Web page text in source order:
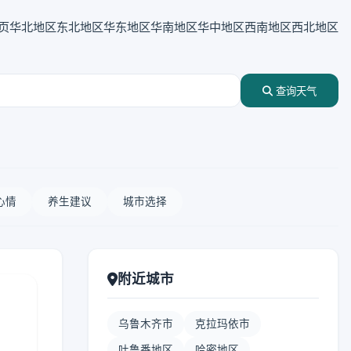
华北地区东北地区华东地区华南地区华中地区西南地区西北地区
查询天气
情 养生建议 城市选择
附近城市
乌鲁木齐市 克拉玛依市